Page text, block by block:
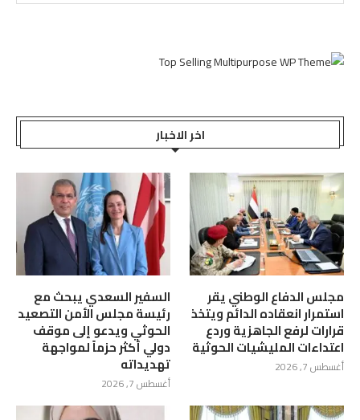
اخر الاخبار
مجلس الدفاع الوطني يقر
استمرار انعقاده الدائم ويتخذ
قرارات لرفع الجاهزية وردع
اعتداءات المليشيات الحوثية
أغسطس 7, 2026
السفير السعدي يبحث مع
رئيسة مجلس الأمن التصعيد
الحوثي ويدعو إلى موقف
دولي أكثر حزماً لمواجهة
تهديداته
أغسطس 7, 2026